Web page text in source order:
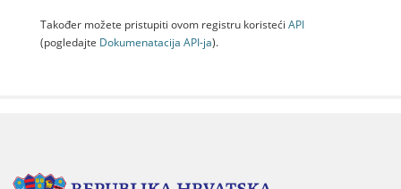
Također možete pristupiti ovom registru koristeći API
(pogledajte Dokumenаtаcijа API-jа).